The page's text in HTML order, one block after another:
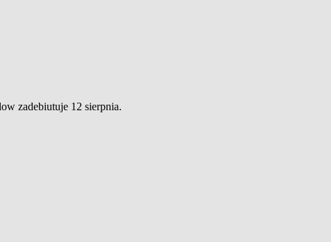
zadebiutuje 12 sierpnia.